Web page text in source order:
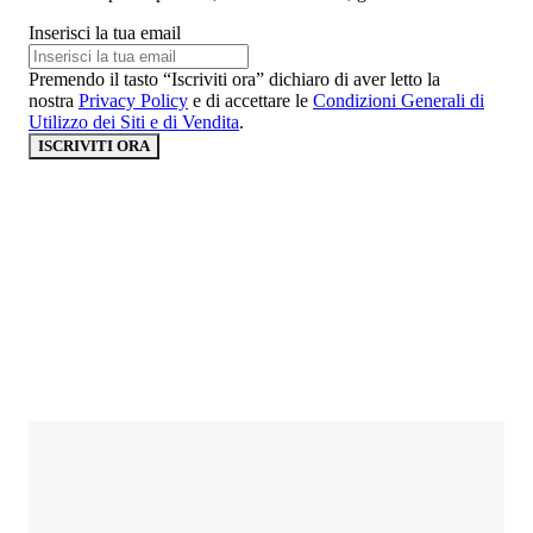
Inserisci la tua email
Premendo il tasto “Iscriviti ora” dichiaro di aver letto la
nostra Privacy Policy e di accettare le Condizioni Generali di
Utilizzo dei Siti e di Vendita.
ISCRIVITI ORA